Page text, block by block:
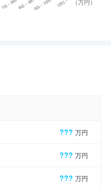
（万円）
701 ~ 800801 ~ 900901 ~ 1000 1001 ~
??? 万円
??? 万円
??? 万円